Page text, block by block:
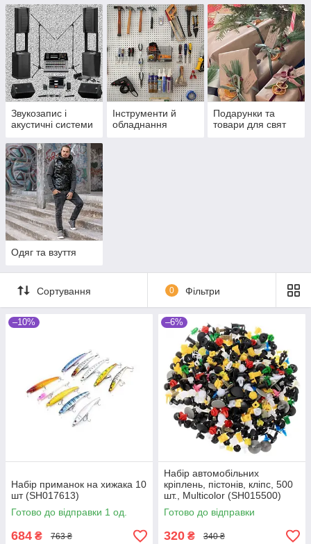
Звукозапис і
акустичні системи
Інструменти й
обладнання
Подарунки та
товари для свят
Одяг та взуття
Сортування 0 Фільтри
–10%
Набір приманок на хижака 10
шт (SH017613)
Готово до відправки 1 од.
684 ₴ 763 ₴
–6%
Набір автомобільних
кріплень, пістонів, кліпс, 500
шт., Multicolor (SH015500)
Готово до відправки
320 ₴ 340 ₴